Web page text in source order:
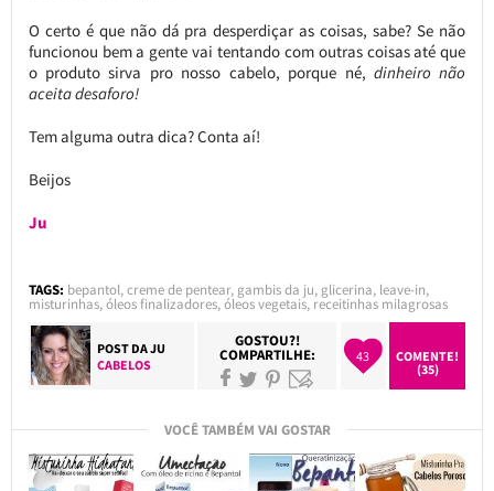
O certo é que não dá pra desperdiçar as coisas, sabe? Se não
funcionou bem a gente vai tentando com outras coisas até que
o produto sirva pro nosso cabelo, porque né, dinheiro não
aceita desaforo!
Tem alguma outra dica? Conta aí!
Beijos
Ju
TAGS: bepantol,creme de pentear, gambis da ju, glicerina, leave-in,
misturinhas,óleos finalizadores,óleos vegetais, receitinhas milagrosas
POST DAJU
CABELOS
GOSTOU?!
COMPARTILHE: 43
COMENTE!
(35)
VOCÊ TAMBÉM VAI GOSTAR